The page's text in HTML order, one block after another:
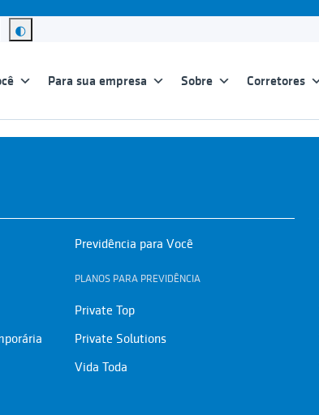
Para sua empresa Sobre Corretores
Previdência para Você
PLANOS PARA PREVIDÊNCIA
Private Top
Private Solutions
Vida Toda